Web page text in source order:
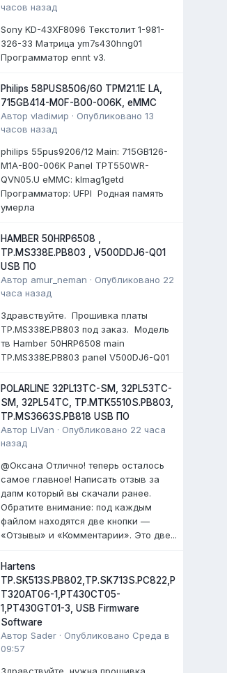
LEFF 50U540S,
TP.SK706S.PC822. Damp
eMMC.
avdalevопубликовал файл вeMMC,
NAND FLASH FULL SET
LEFF 50U540S Яндекс ТВ.
Main: TP.SK706S.PC822
Cpu: MT9632EAATDB
Panel: CC500PV5D
0 ответов
LiVan,17 июля
часов назад
Sony KD-43XF8096 Текстолит 1-981-
326-33 Матрица ym7s430hng01
Программатор ennt v3.
Philips 58PUS8506/60 TPM21.1E LA,
715GB414-M0F-B00-006K, eMMC
Авторvladiмир · Опубликовано13
часов назад
philips 55pus9206/12 Мain: 715GB126-
M1A-B00-006K Panel TPT550WR-
QVN05.U eMMC: klmag1getd
Программатор: UFPI Родная память
умерла
HAMBER 50HRP6508 ,
TP.MS338E.PB803 , V500DDJ6-Q01
USB ПО
Автор amur_neman · Опубликовано 22
часа назад
Здравствуйте. Прошивка платы
TP.MS338E.PB803 под заказ. Модель
тв Hamber 50HRP6508 main
TP.MS338E.PB803 panel V500DJ6-Q01
POLARLINE 32PL13TC-SM, 32PL53TC-
SM, 32PL54TC, TP.MTK5510S.PB803,
TP.MS3663S.PB818 USB ПО
АвторLiVan · Опубликовано 22 часа
назад
@Оксана Отлично! теперь осталось
самое главное! Написать отзыв за
дапм который вы скачали ранее.
Обратите внимание: под каждым
файлом находятся две кнопки —
«Отзывы» и «Комментарии». Это две...
Hartens
TP.SK513S.PB802,TP.SK713S.PC822,P
T320AT06-1,PT430CT05-
1,PT430GT01-3, USB Firmware
Software
АвторSader · Опубликовано Среда в
09:57
Здравствуйте, нужна прошивка